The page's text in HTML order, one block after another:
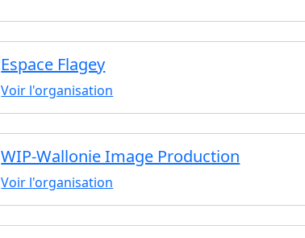
Espace Flagey
Voir l'organisation
WIP-Wallonie Image Production
Voir l'organisation